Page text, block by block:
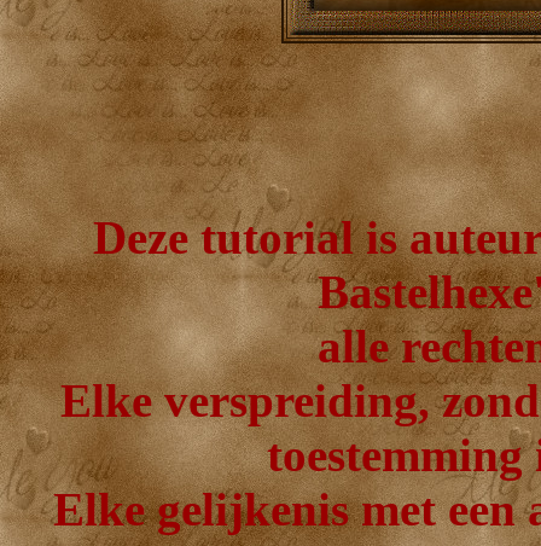
Deze tutorial is
alle
Elke verspreiding,
toestemming
Elke gelijkenis met